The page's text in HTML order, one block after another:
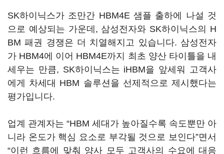
SK하이닉스가 조만간 HBM4E 샘플 출하에 나설 것
으로 예상되는 가운데, 삼성전자와 SK하이닉스의 H
BM 패권 경쟁은 더 치열해지고 있습니다. 삼성전자
가 HBM4에 이어 HBM4E까지 최초 양산 타이틀을 내
세우는 만큼, SK하이닉스는 iHBM을 앞세워 고객사
에게 차세대 HBM 솔루션을 선제적으로 제시했다는
평가입니다.
업계 관계자는 “HBM 세대가 높아질수록 속도뿐만 아
니라 온도가 핵심 요소로 부각될 것으로 보인다”면서
“이런 흐름에 맞춰 양사 모두 고객사의 수요에 대응